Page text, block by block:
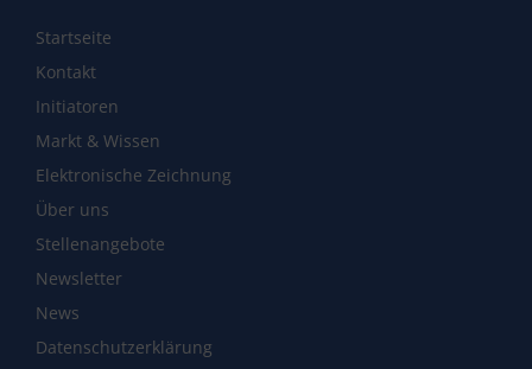
Startseite
Kontakt
Initiatoren
Markt & Wissen
Elektronische Zeichnung
Über uns
Stellenangebote
Newsletter
News
Datenschutzerklärung